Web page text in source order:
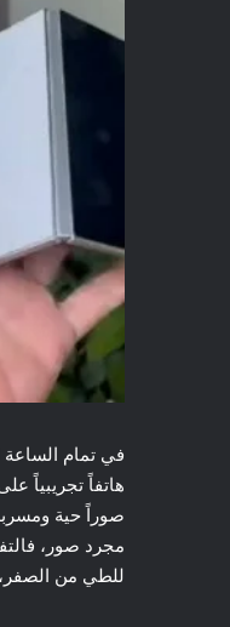
في تمام
صوراً حية
مجرد صور،
للطي من